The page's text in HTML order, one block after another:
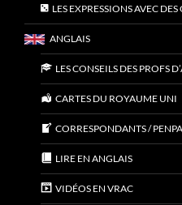
LES EXPRESSIONS AVEC
ANGLAIS
LES CONSEILS DES PROFS
CARTES DU ROYAUME UNI
CORRESPONDANTS /
LIRE EN ANGLAIS
VIDÉOS EN VRAC